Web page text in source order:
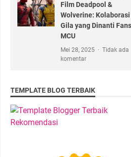
Film Deadpool &
Wolverine: Kolaborasi
Gila yang Dinanti Fans
MCU
Mei 28, 2025
Tidak ada
komentar
TEMPLATE BLOG TERBAIK